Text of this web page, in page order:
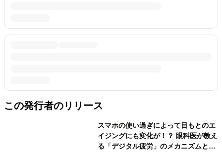
この発行者のリリース
スマホの使い過ぎによって目もとのエ
イジングにも変化が！？ 眼科医が教え
る「デジタル疲労」のメカニズムとそ